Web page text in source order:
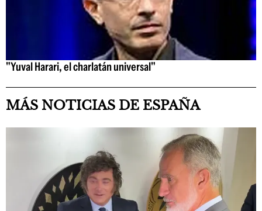
"Yuval Harari, el charlatán universal"
MÁS NOTICIAS DE ESPAÑA